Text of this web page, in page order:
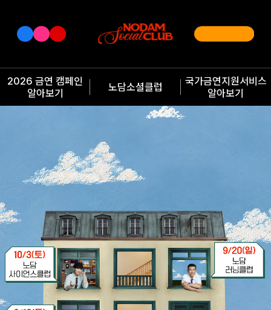
2026 금연 캠페인
알아보기
노담소셜클럽
국가금연지원서비스
알아보기